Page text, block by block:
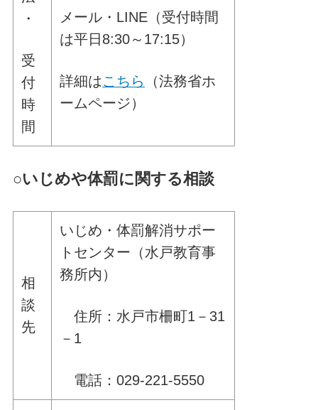
・
受
付
時
間
メール・LINE（受付時間
は平日8:30～17:15）
詳細はこちら
（法務省ホ
ームページ）
○いじめや体罰に関する相談
相
談
先
いじめ・体罰解消サポー
トセンター（水戸教育事
務所内）
住所：水戸市柵町1－31
－1
電話：029-221-5550